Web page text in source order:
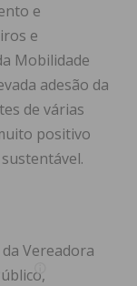
e
e
Mobilidade
adesão da
de várias
positivo
Vereadora